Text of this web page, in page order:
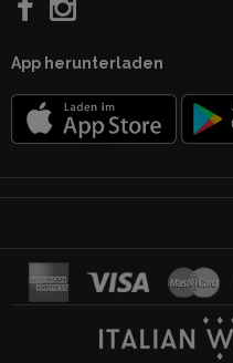
App herunterladen